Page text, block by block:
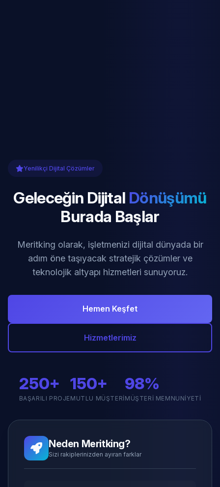
Yenilikçi Dijital Çözümler
Geleceğin Dijital Dönüşümü
Burada Başlar
Meritking olarak, işletmenizi dijital dünyada bir
adım öne taşıyacak stratejik çözümler ve
teknolojik altyapı hizmetleri sunuyoruz.
Hemen Keşfet
Hizmetlerimiz
250+
BAŞARILI PROJE
150+
MUTLU MÜŞTERI
98%
MÜŞTERI MEMNUNIYETI
Neden Meritking?
Sizi rakiplerinizden ayıran farklar